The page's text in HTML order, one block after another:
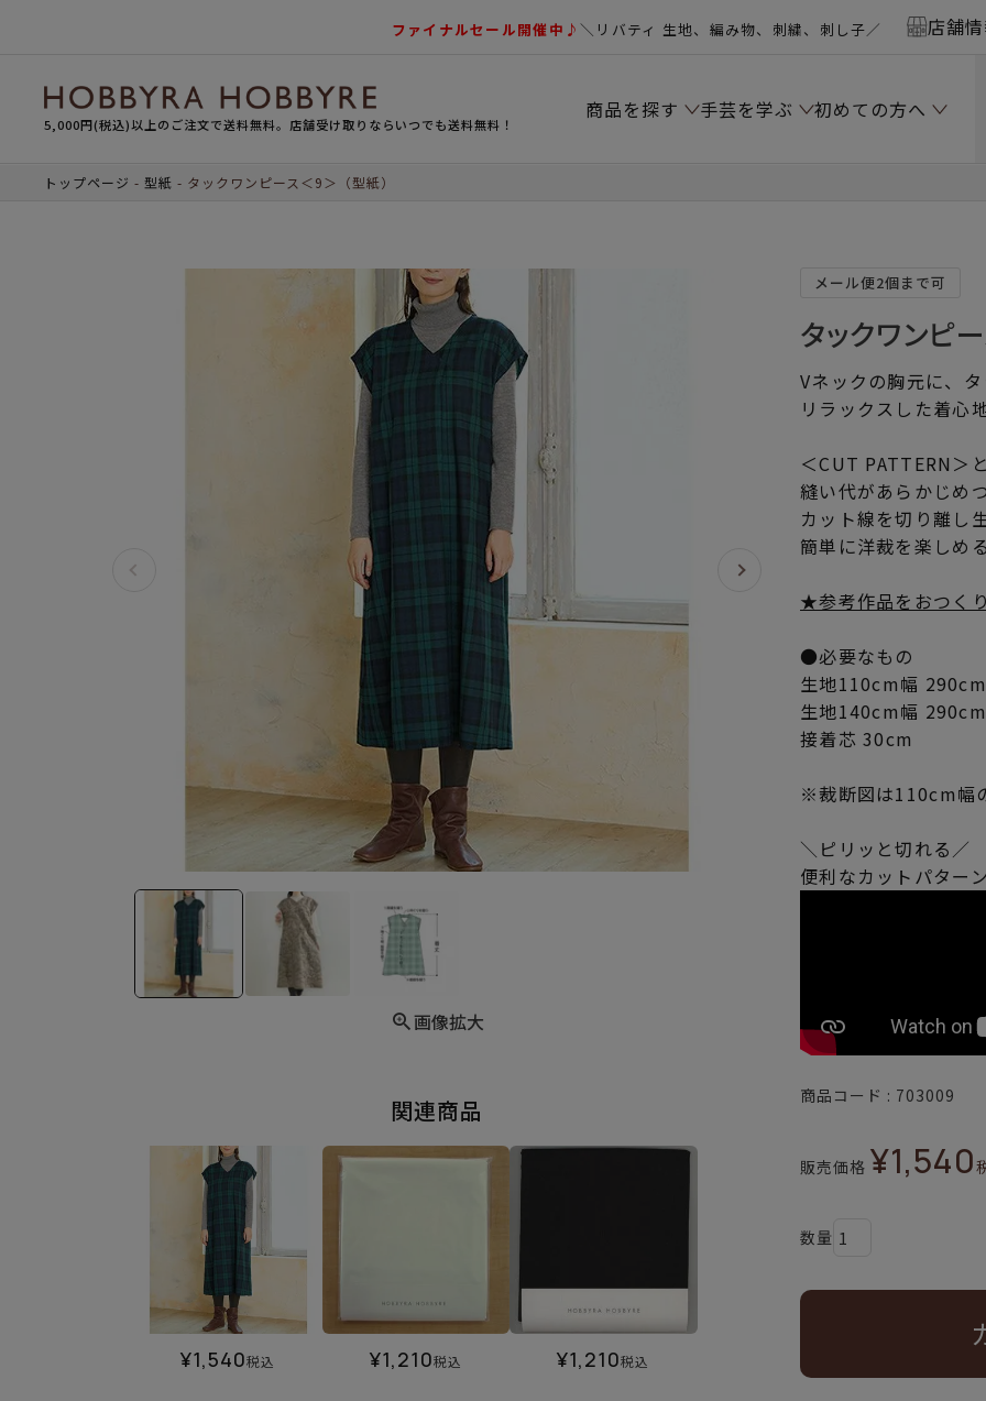
ファイナルセール開催中♪＼リバティ 生地、編み物、刺繍、刺し子／ 店舗
5,000円(税込)以上のご注文で送料無料。店舗受け取りならいつでも送料無料！
商品を探す 手芸を学ぶ 初めての方へ
トップページ 型紙 タックワンピース＜9＞（型紙）
画像拡大
関連商品
¥1,540税込 ¥1,210税込 ¥1,210税込
メール便2個まで可
タックワンピ
Vネックの胸元に、タ
リラックスした着心
＜CUT PATTERN＞
縫い代があらかじめ
カット線を切り離し
簡単に洋裁を楽しめ
★参考作品をおつく
●必要なもの
生地110cm幅 290cm
生地140cm幅 290cm
接着芯 30cm
※裁断図は110cm幅
＼ピリッと切れる／
便利なカットパター
商品コード 703009
販売価格 ¥1,540